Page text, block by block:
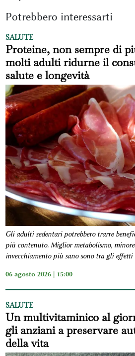
Potrebbero interessarti
SALUTE
Proteine, non sempre di
molti adulti ridurne il
salute e longevità
Gli adulti sedentari potrebbero trarre
più contenuto. Miglior metabolismo,
invecchiamento più sano sono tra gli effetti
06 agosto 2026 | 15:00
SALUTE
Un multivitaminico al
gli anziani a preservare
della vita